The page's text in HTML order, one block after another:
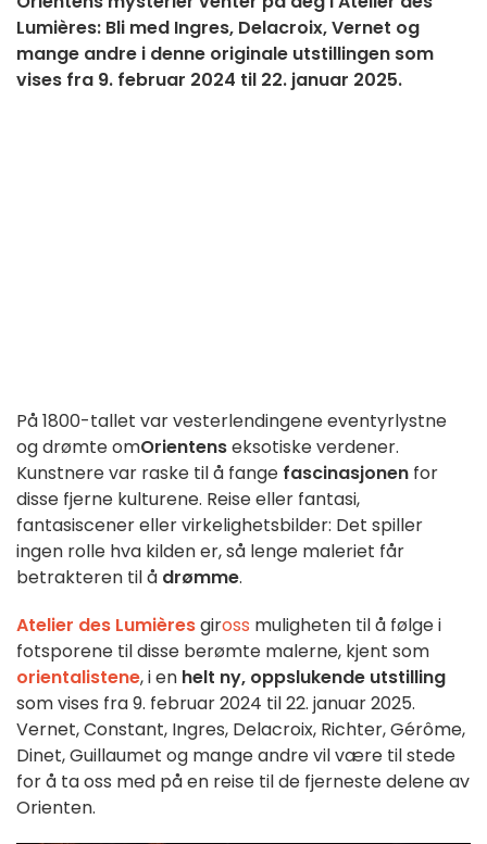
Lumières: Bli med Ingres, Delacroix, Vernet og
mange andre i denne originale utstillingen som
vises fra 9. februar 2024 til 22. januar 2025.
På 1800-tallet var vesterlendingene eventyrlystne
og drømte omOrientenseksotiske verdener.
Kunstnere var raske til å fange fascinasjonen for
disse fjerne kulturene. Reise eller fantasi,
fantasiscener eller virkelighetsbilder: Det spiller
ingen rolle hva kilden er, så lenge maleriet får
betrakteren til å drømme.
Atelier des Lumièresgiross muligheten til å følge i
fotsporene til disse berømte malerne, kjent som
orientalistene, i en helt ny, oppslukende utstilling
som vises fra 9. februar 2024 til 22. januar 2025.
Vernet, Constant, Ingres, Delacroix, Richter, Gérôme,
Dinet, Guillaumet og mange andre vil være til stede
for å ta oss med på en reise til de fjerneste delene av
Orienten.